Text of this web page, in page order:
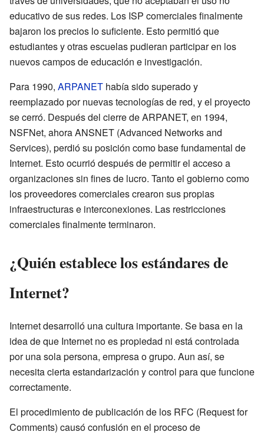
educativo de sus redes. Los ISP comerciales finalmente
bajaron los precios lo suficiente. Esto permitió que
estudiantes y otras escuelas pudieran participar en los
nuevos campos de educación e investigación.
Para 1990, ARPANET había sido superado y
reemplazado por nuevas tecnologías de red, y el proyecto
se cerró. Después del cierre de ARPANET, en 1994,
NSFNet, ahora ANSNET (Advanced Networks and
Services), perdió su posición como base fundamental de
Internet. Esto ocurrió después de permitir el acceso a
organizaciones sin fines de lucro. Tanto el gobierno como
los proveedores comerciales crearon sus propias
infraestructuras e interconexiones. Las restricciones
comerciales finalmente terminaron.
¿Quién establece los estándares de
Internet?
Internet desarrolló una cultura importante. Se basa en la
idea de que Internet no es propiedad ni está controlada
por una sola persona, empresa o grupo. Aun así, se
necesita cierta estandarización y control para que funcione
correctamente.
El procedimiento de publicación de los RFC (Request for
Comments) causó confusión en el proceso de